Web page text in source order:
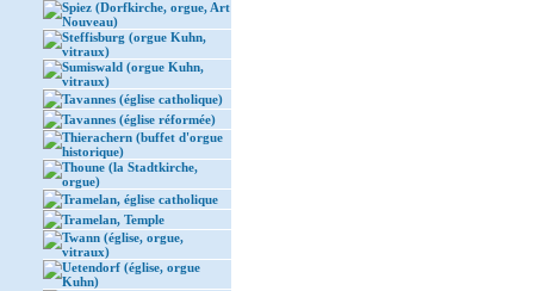
Spiez (Dorfkirche, orgue, Art
Nouveau)
Steffisburg (orgue Kuhn,
vitraux)
Sumiswald (orgue Kuhn,
vitraux)
Tavannes (église catholique)
Tavannes (église réformée)
Thierachern (buffet d'orgue
historique)
Thoune (la Stadtkirche,
orgue)
Tramelan, église catholique
Tramelan, Temple
Twann (église, orgue,
vitraux)
Uetendorf (église, orgue
Kuhn)